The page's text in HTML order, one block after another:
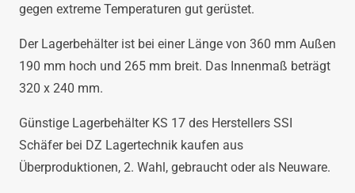
gegen extreme Temperaturen gut gerüstet.
Der Lagerbehälter ist bei einer Länge von 360 mm Außen
190 mm hoch und 265 mm breit. Das Innenmaß beträgt
320 x 240 mm.
Günstige Lagerbehälter KS 17 des Herstellers SSI
Schäfer bei DZ Lagertechnik kaufen aus
Überproduktionen, 2. Wahl, gebraucht oder als Neuware.